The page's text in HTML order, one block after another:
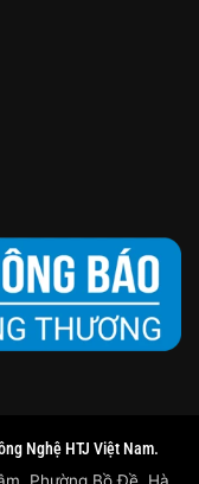
Nghệ HTJ Việt Nam.